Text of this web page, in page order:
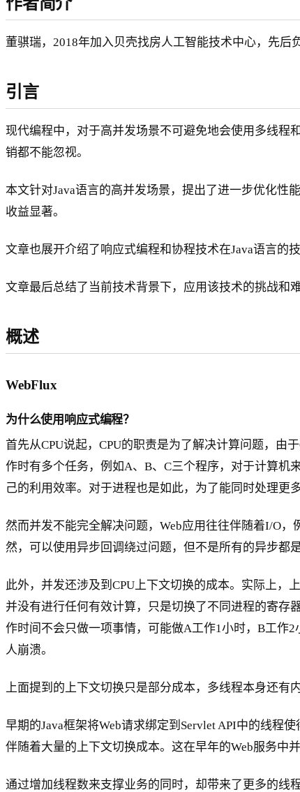
董骐瑞，2018年加入贝壳找房人工智能技术中心，先后
引言
现代编程中，对于高并发场景不可避免地会使用多线程
销都不能忽视。
本文针对Java语言的高并发场景，提出了进一步优化性
收益显著。
文章也展开介绍了响应式编程和协程技术在Java语言的
文章最后总结了当前技术背景下，应用该技术的挑战和难
概述
WebFlux
为什么使用响应式编程？
首先从CPU说起，CPU的职责是为了解决计算问题，由
作时有多个任务，例如A、B、C三个程序，对于计算机
己的利用效率。对于进程也是如此，为了能同时处理更
然而并发不能完全解决问题，Web应用往往伴随着I/O
然，可以使用异步回调绕过问题，但不是所有的异步都
此外，并发还涉及到CPU上下文切换的成本。实际上，
并没有进行任何有效计算，只是切换了不同进程的寄存
作时间不会只做一项事情，可能做A工作1小时，B工作
人崩溃。
上面提到的上下文切换只是部分成本，多线程本身还有
早期的Java框架将Web请求绑定到Servlet API中的线程
伴随着大量的上下文切换成本。这在早年的Web服务中
通过增加线程数来支撑业务的同时，却带来了更多的线